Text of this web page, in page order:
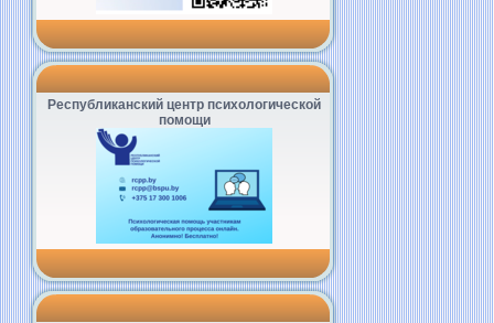
Республиканский центр психологической
помощи